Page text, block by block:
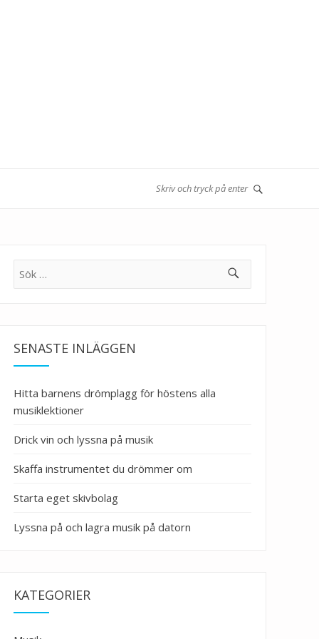
Sök
SENASTE INLÄGGEN
Hitta barnens drömplagg för höstens alla
musiklektioner
Drick vin och lyssna på musik
Skaffa instrumentet du drömmer om
Starta eget skivbolag
Lyssna på och lagra musik på datorn
KATEGORIER